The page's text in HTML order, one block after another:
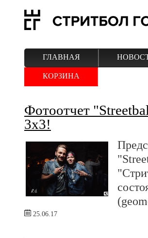
ГЛАВНАЯ
КОРЗИНА
Фотоотчет
3х3!
25.06.17